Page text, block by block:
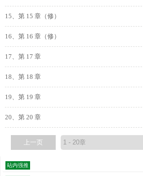
15、第 15 章（修）
16、第 16 章（修）
17、第 17 章
18、第 18 章
19、第 19 章
20、第 20 章
上一页
站内强推